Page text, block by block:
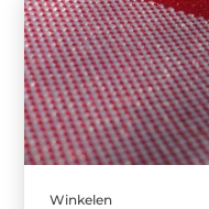
Winkelen